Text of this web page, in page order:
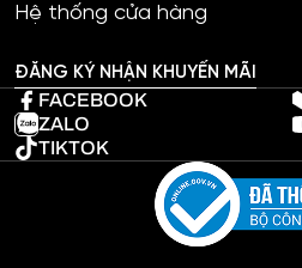
Hệ thống cửa hàng
ĐĂNG KÝ NHẬN KHUYẾN MÃI
FACEBOOK
ZALO
TIKTOK